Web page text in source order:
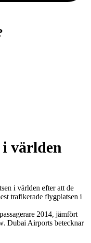
världen
i världen efter att de
trafikerade flygplatsen i
2014, jämfört
Dubai Airports betecknar